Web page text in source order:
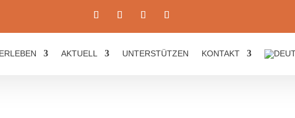
AKTUELL UNTERSTÜTZEN KONTAKT